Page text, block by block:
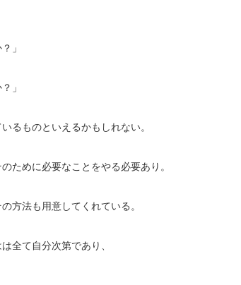
」
」
るものといえるかもしれない。
ために必要なことをやる必要あり。
方法も用意してくれている。
全て自分次第であり、